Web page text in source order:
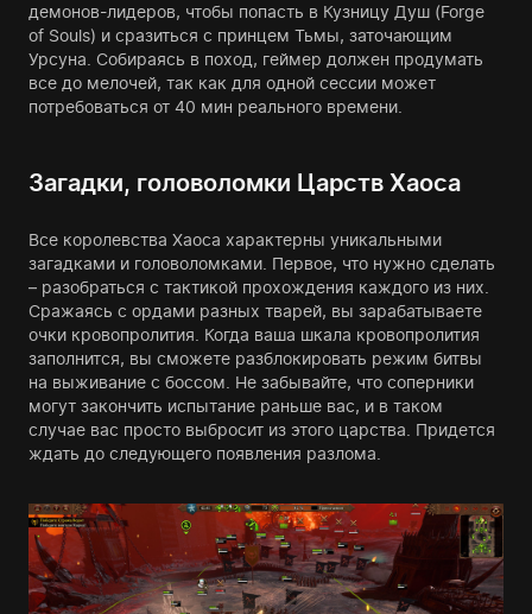
демонов-лидеров, чтобы попасть в Кузницу Душ (Forge
of Souls) и сразиться с принцем Тьмы, заточающим
Урсуна. Собираясь в поход, геймер должен продумать
все до мелочей, так как для одной сессии может
потребоваться от 40 мин реального времени.
Загадки, головоломки Царств Хаоса
Все королевства Хаоса характерны уникальными
загадками и головоломками. Первое, что нужно сделать
– разобраться с тактикой прохождения каждого из них.
Сражаясь с ордами разных тварей, вы зарабатываете
очки кровопролития. Когда ваша шкала кровопролития
заполнится, вы сможете разблокировать режим битвы
на выживание с боссом. Не забывайте, что соперники
могут закончить испытание раньше вас, и в таком
случае вас просто выбросит из этого царства. Придется
ждать до следующего появления разлома.